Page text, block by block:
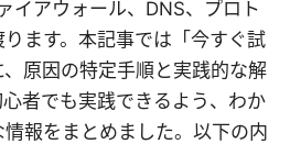
イアウォール、DNS、プロト
ます。本記事では「今すぐ試
原因の特定手順と実践的な解
者でも実践できるよう、わか
報をまとめました。以下の内